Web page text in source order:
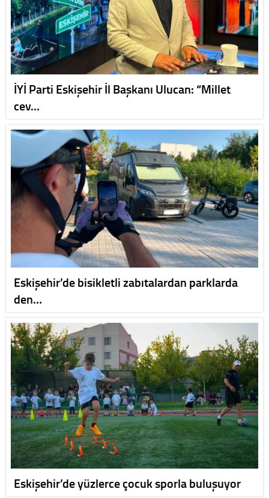
İYİ Parti Eskişehir İl Başkanı Ulucan: “Millet
cev…
Eskişehir’de bisikletli zabıtalardan parklarda
den…
Eskişehir’de yüzlerce çocuk sporla buluşuyor